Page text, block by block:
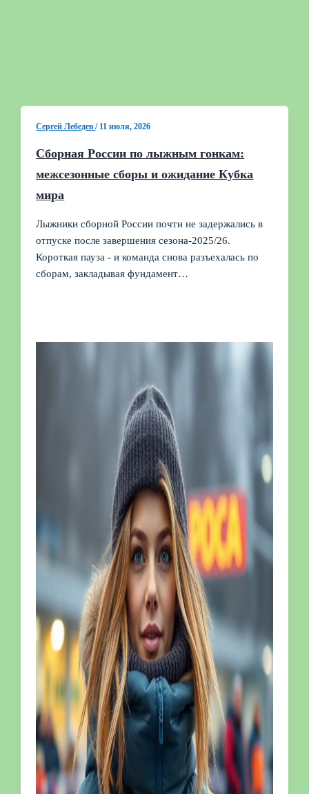
Сергей Лебедев/ 11 июля, 2026
Сборная России по лыжным гонкам:
межсезонные сборы и ожидание Кубка
мира
Лыжники сборной России почти не задержались в
отпуске после завершения сезона‑2025/26.
Короткая пауза - и команда снова разъехалась по
сборам, закладывая фундамент…